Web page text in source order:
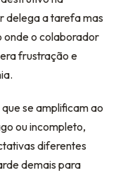
delega a tarefa mas
onde o colaborador
frustração e
se amplificam ao
ou incompleto,
diferentes
demais para